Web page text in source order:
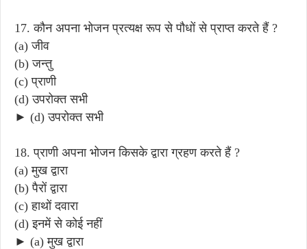
17. कौन अपना भोजन प्रत्यक्ष रूप से पौधों से प्राप्त करते हैं ?
(a) जीव
(b) जन्तु
(c) प्राणी
(d) उपरोक्त सभी
► (d) उपरोक्त सभी
18. प्राणी अपना भोजन किसके द्वारा ग्रहण करते हैं ?
(a) मुख द्वारा
(b) पैरों द्वारा
(c) हाथों दवारा
(d) इनमें से कोई नहीं
► (a) मुख द्वारा